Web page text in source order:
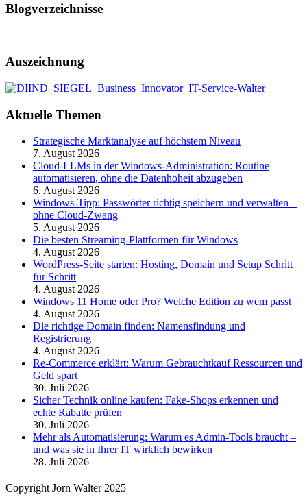
Blogverzeichnisse
Auszeichnung
Aktuelle Themen
Strategische Marktanalyse auf höchstem Niveau
7. August 2026
Cloud-LLMs in der Windows-Administration: Routine
automatisieren, ohne die Datenhoheit abzugeben
6. August 2026
Windows-Tipp: Passwörter richtig speichern und verwalten –
ohne Cloud-Zwang
5. August 2026
Die besten Streaming-Plattformen für Windows
4. August 2026
WordPress-Seite starten: Hosting, Domain und Setup Schritt
für Schritt
4. August 2026
Windows 11 Home oder Pro? Welche Edition zu wem passt
4. August 2026
Die richtige Domain finden: Namensfindung und
Registrierung
4. August 2026
Re-Commerce erklärt: Warum Gebrauchtkauf Ressourcen und
Geld spart
30. Juli 2026
Sicher Technik online kaufen: Fake-Shops erkennen und
echte Rabatte prüfen
30. Juli 2026
Mehr als Automatisierung: Warum es Admin-Tools braucht –
und was sie in Ihrer IT wirklich bewirken
28. Juli 2026
Copyright Jörn Walter 2025